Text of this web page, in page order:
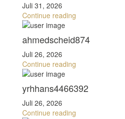
Juli 31, 2026
Continue reading
ahmedscheid874
Juli 26, 2026
Continue reading
yrhhans4466392
Juli 26, 2026
Continue reading